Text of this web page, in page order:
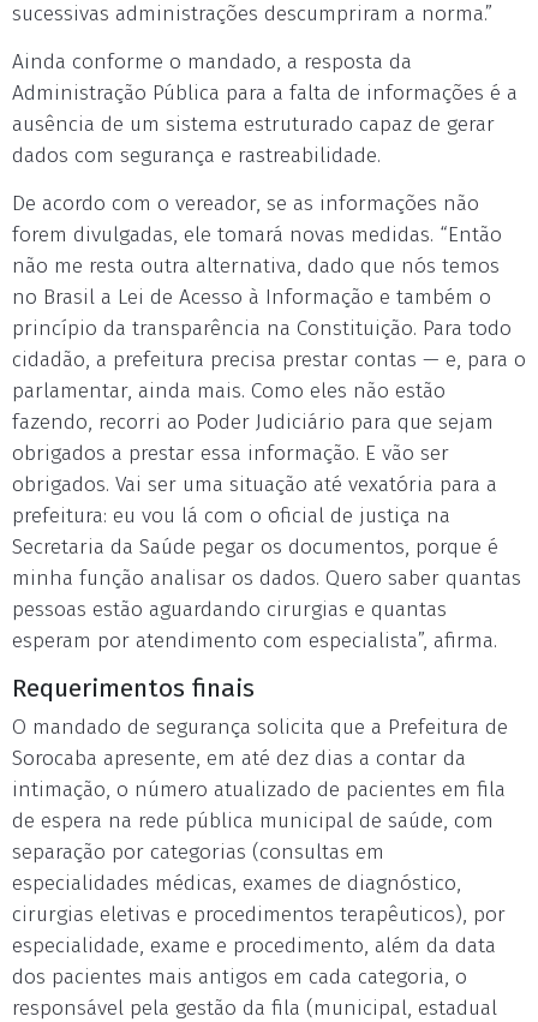
sucessivas administrações descumpriram a norma.”
Ainda conforme o mandado, a resposta da
Administração Pública para a falta de informações é a
ausência de um sistema estruturado capaz de gerar
dados com segurança e rastreabilidade.
De acordo com o vereador, se as informações não
forem divulgadas, ele tomará novas medidas. “Então
não me resta outra alternativa, dado que nós temos
no Brasil a Lei de Acesso à Informação e também o
princípio da transparência na Constituição. Para todo
cidadão, a prefeitura precisa prestar contas — e, para o
parlamentar, ainda mais. Como eles não estão
fazendo, recorri ao Poder Judiciário para que sejam
obrigados a prestar essa informação. E vão ser
obrigados. Vai ser uma situação até vexatória para a
prefeitura: eu vou lá com o oficial de justiça na
Secretaria da Saúde pegar os documentos, porque é
minha função analisar os dados. Quero saber quantas
pessoas estão aguardando cirurgias e quantas
esperam por atendimento com especialista”, afirma.
Requerimentos finais
O mandado de segurança solicita que a Prefeitura de
Sorocaba apresente, em até dez dias a contar da
intimação, o número atualizado de pacientes em fila
de espera na rede pública municipal de saúde, com
separação por categorias (consultas em
especialidades médicas, exames de diagnóstico,
cirurgias eletivas e procedimentos terapêuticos), por
especialidade, exame e procedimento, além da data
dos pacientes mais antigos em cada categoria, o
responsável pela gestão da fila (municipal, estadual